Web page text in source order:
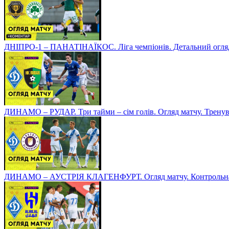
ДНІПРО-1 – ПАНАТІНАЇКОС. Ліга чемпіонів. Детальний
ДИНАМО – РУДАР. Три тайми – сім голів. Огляд матчу.
ДИНАМО – АУСТРІЯ КЛАГЕНФУРТ. Огляд матчу.